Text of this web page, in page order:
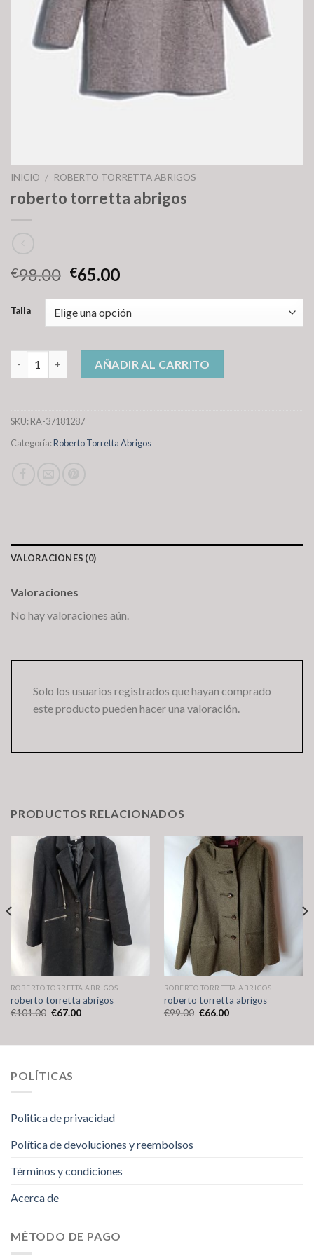
INICIO / ROBERTO TORRETTA ABRIGOS
roberto torretta abrigos
€98.00 €65.00
Talla
roberto torretta abrigos cantidad
AÑADIR AL CARRITO
SKU:RA-37181287
Categoría:Roberto Torretta Abrigos
VALORACIONES (0)
Valoraciones
No hay valoraciones aún.
Solo los usuarios registrados que hayan comprado
este producto pueden hacer una valoración.
PRODUCTOS RELACIONADOS
ROBERTO TORRETTA ABRIGOS
roberto torretta abrigos
€101.00 €67.00
ROBERTO TORRETTA ABRIGOS
roberto torretta abrigos
€99.00 €66.00
POLÍTICAS
Politica de privacidad
Política de devoluciones y reembolsos
Términos y condiciones
Acerca de
MÉTODO DE PAGO